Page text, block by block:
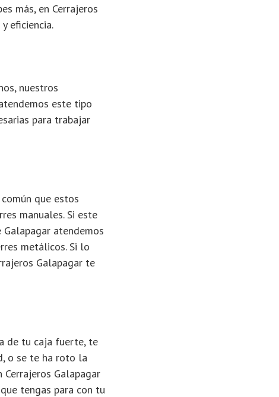
más, en Cerrajeros
eficiencia.
nuestros
este tipo
para trabajar
que estos
manuales. Si este
Galapagar atendemos
metálicos. Si lo
Galapagar te
de tu caja fuerte, te
o se te ha roto la
Cerrajeros Galapagar
tengas para con tu